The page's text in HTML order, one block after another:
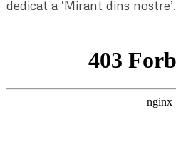
dedicat a ‘Mirant dins nostre’.